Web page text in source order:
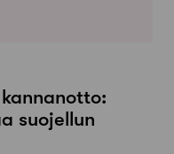
suojellun